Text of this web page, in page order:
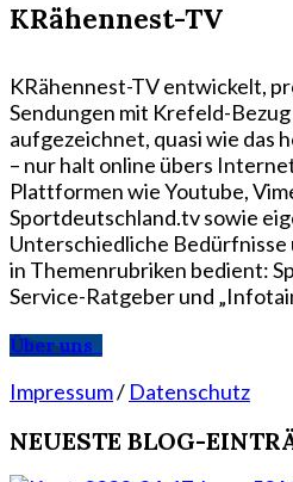
KRähennest-TV
KRähennest-TV entwickelt,
Sendungen mit Krefeld-
aufgezeichnet, quasi wie das
– nur halt online übers
Plattformen wie Youtube,
Sportdeutschland.tv sowie
Unterschiedliche
in Themenrubriken bedient:
Service-Ratgeber und
Über uns
Impressum/ Datenschutz
NEUESTE BLOG-